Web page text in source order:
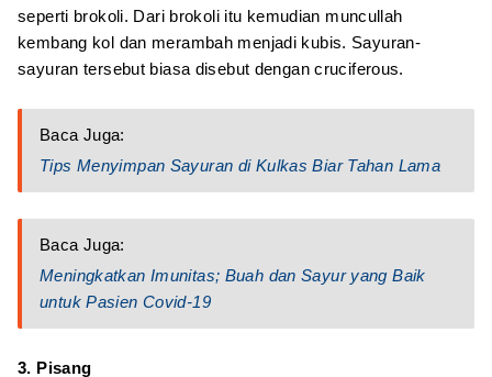
seperti brokoli. Dari brokoli itu kemudian muncullah
kembang kol dan merambah menjadi kubis. Sayuran-
sayuran tersebut biasa disebut dengan cruciferous.
Baca Juga:
Tips Menyimpan Sayuran di Kulkas Biar Tahan Lama
Baca Juga:
Meningkatkan Imunitas; Buah dan Sayur yang Baik
untuk Pasien Covid-19
3. Pisang